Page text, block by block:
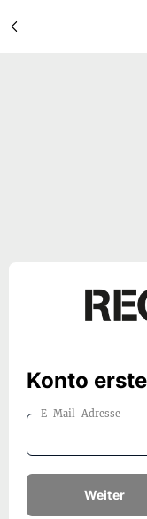
Konto
E-Mail-Adresse
Weiter